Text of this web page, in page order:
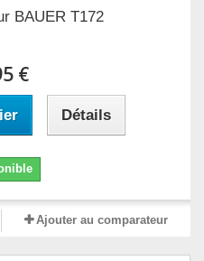
BAUER T172
€
Détails
Ajouter au comparateur